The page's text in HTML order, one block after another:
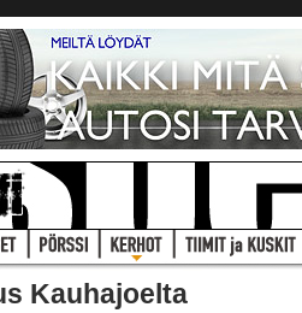
Kauhajoelta